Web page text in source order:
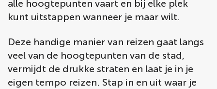
alle hoogtepunten vaart en bij elke plek
kunt uitstappen wanneer je maar wilt.
Deze handige manier van reizen gaat langs
veel van de hoogtepunten van de stad,
vermijdt de drukke straten en laat je in je
eigen tempo reizen. Stap in en uit waar je